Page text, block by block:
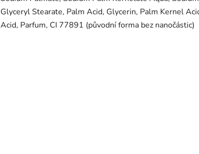
Glyceryl Stearate, Palm Acid, Glycerin, Palm Kernel
Acid, Parfum, CI 77891 (původní forma bez nanočástic)